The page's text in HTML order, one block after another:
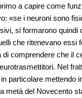
a capire come
«se i neuroni sono
si formarono
che ritenevano
comprendere che il
Nel
particolare
metà del Novecento